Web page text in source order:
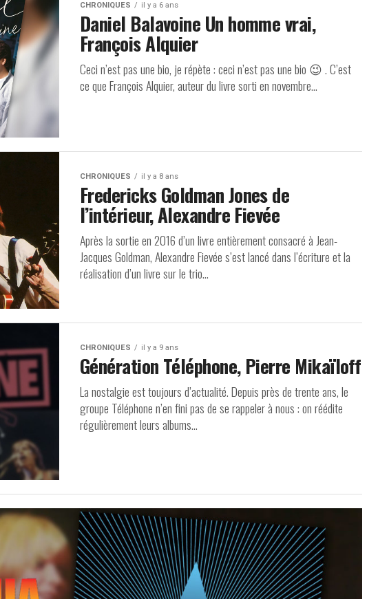
CHRONIQUES il y a 6 ans
Daniel Balavoine Un homme vrai,
François Alquier
Ceci n’est pas une bio, je répète : ceci n’est pas une bio 😉 . C’est
ce que François Alquier, auteur du livre sorti en novembre...
CHRONIQUES il y a 8 ans
Fredericks Goldman Jones de
l’intérieur, Alexandre Fievée
Après la sortie en 2016 d’un livre entièrement consacré à Jean-
Jacques Goldman, Alexandre Fievée s’est lancé dans l’écriture et la
réalisation d’un livre sur le trio...
CHRONIQUES il y a 9 ans
Génération Téléphone, Pierre Mikaïloff
La nostalgie est toujours d’actualité. Depuis près de trente ans, le
groupe Téléphone n’en fini pas de se rappeler à nous : on réédite
régulièrement leurs albums...